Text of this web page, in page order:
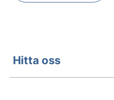
Hitta oss